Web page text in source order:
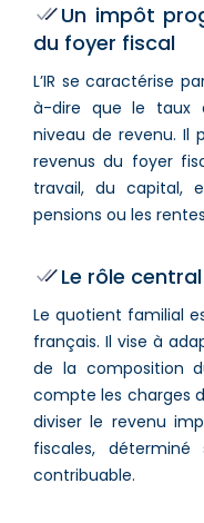
Un impôt
du foyer fiscal
L’IR se caractérise
à-dire que le taux
niveau de revenu. Il
revenus du foyer
travail, du capital,
pensions ou les
Le rôle
Le quotient familial
français. Il vise à
de la composition
compte les charges
diviser le revenu
fiscales,
contribuable.